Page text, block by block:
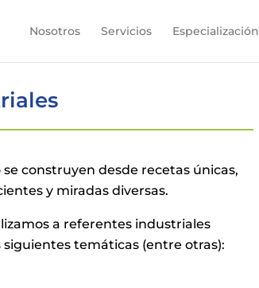
Nosotros Servicios Especialización
construyen desde recetas únicas,
y miradas diversas.
a referentes industriales
temáticas (entre otras):